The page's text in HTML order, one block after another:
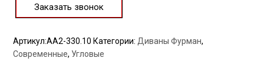
Заказать звонок
Артикул:AA2-330.10 Категории: Диваны Фурман,
Современные, Угловые